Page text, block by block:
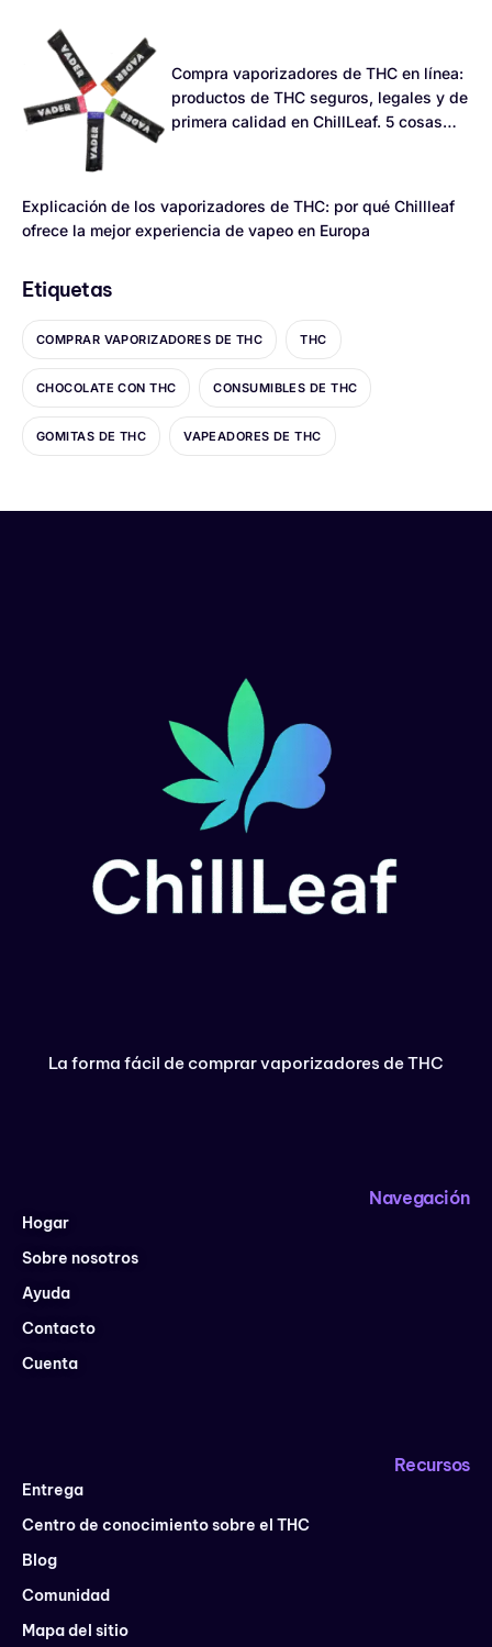
Compra vaporizadores de THC en línea:
productos de THC seguros, legales y de
primera calidad en ChillLeaf. 5 cosas
Explicación de los vaporizadores de THC: por qué Chillleaf
ofrece la mejor experiencia de vapeo en Europa
Etiquetas
COMPRAR VAPORIZADORES DE THC THC
CHOCOLATE CON THC CONSUMIBLES DE THC
GOMITAS DE THC VAPEADORES DE THC
La forma fácil de comprar vaporizadores de THC
Navegación
Hogar
Sobre nosotros
Ayuda
Contacto
Cuenta
Recursos
Entrega
Centro de conocimiento sobre el THC
Blog
Comunidad
Mapa del sitio